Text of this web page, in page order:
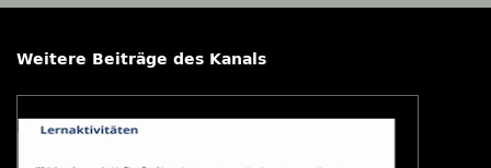
Weitere Beiträge des Kanals